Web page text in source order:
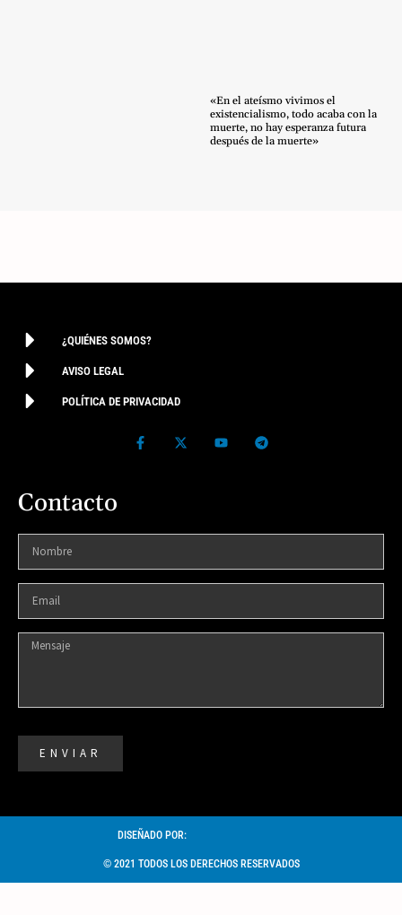
«En el ateísmo vivimos el
existencialismo, todo acaba con la
muerte, no hay esperanza futura
después de la muerte»
¿QUIÉNES SOMOS?
AVISO LEGAL
POLÍTICA DE PRIVACIDAD
Contacto
ENVIAR
DISEÑADO POR:
© 2021 TODOS LOS DERECHOS RESERVADOS